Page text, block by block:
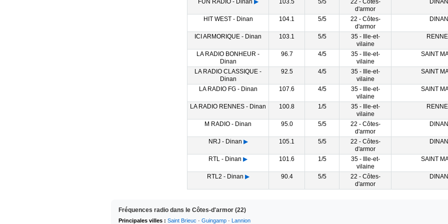
FUN RADIO - Dinan ▶ 103.5 5/5
22 - Côtes-
d'armor
DINAN
HIT WEST - Dinan 104.1 5/5
22 - Côtes-
d'armor
DINAN
ICI ARMORIQUE - Dinan 103.1 5/5
35 - Ille-et-
vilaine
LA RADIO BONHEUR -
Dinan
96.7 4/5
35 - Ille-et-
vilaine
SAINT
LA RADIO CLASSIQUE -
Dinan
92.5 4/5
35 - Ille-et-
vilaine
SAINT
LA RADIO FG - Dinan 107.6 4/5
35 - Ille-et-
vilaine
SAINT
LA RADIO RENNES - Dinan 100.8 1/5
35 - Ille-et-
vilaine
M RADIO - Dinan 95.0 5/5
22 - Côtes-
d'armor
DINAN
NRJ - Dinan ▶ 105.1 5/5
22 - Côtes-
d'armor
DINAN
RTL - Dinan ▶ 101.6 1/5
35 - Ille-et-
vilaine
SAINT
RTL2 - Dinan ▶ 90.4 5/5
22 - Côtes-
d'armor
DINAN
Fréquences radio dans le Côtes-d'armor (22)
Principales villes : Saint Brieuc · Guingamp · Lannion